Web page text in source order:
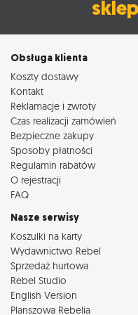
Obsługa klienta
Koszty dostawy
Kontakt
Reklamacje i zwroty
Czas realizacji zamówień
Bezpieczne zakupy
Sposoby płatności
Regulamin rabatów
O rejestracji
FAQ
Nasze serwisy
Koszulki na karty
Wydawnictwo Rebel
Sprzedaż hurtowa
Rebel Studio
English Version
Planszowa Rebelia